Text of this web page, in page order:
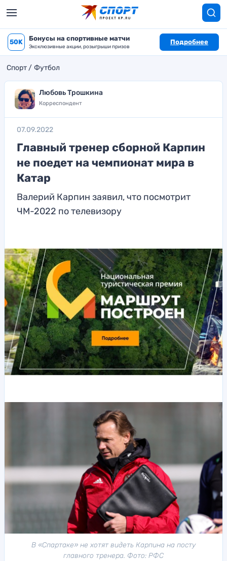
50K Бонусы на спортивные матчи
Эксклюзивные акции, розыгрыши призов
Подробнее
Спорт Футбол
Любовь Трошкина
Корреспондент
07.09.2022
Главный тренер сборной Карпин
не поедет на чемпионат мира в
Катар
Валерий Карпин заявил, что посмотрит
ЧМ-2022 по телевизору
В «Спартаке» не хотят видеть Карпина на посту
главного тренера. Фото: РФС